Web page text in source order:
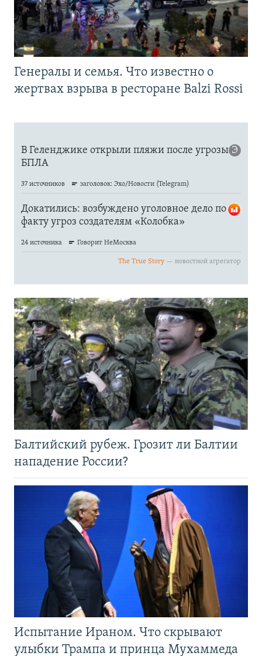
Генералы и семья. Что известно о
жертвах взрыва в ресторане Balzi Rossi
Балтийский рубеж. Грозит ли Балтии
нападение России?
Испытание Ираном. Что скрывают
улыбки Трампа и принца Мухаммеда